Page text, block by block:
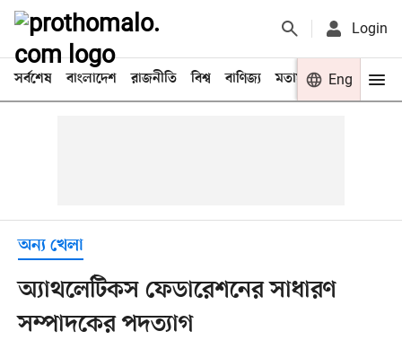
Login
সর্বশেষ বাংলাদেশ রাজনীতি বিশ্ব বাণিজ্য মতামত খেলা
Eng
অন্য খেলা
অ্যাথলেটিকস ফেডারেশনের সাধারণ
সম্পাদকের পদত্যাগ